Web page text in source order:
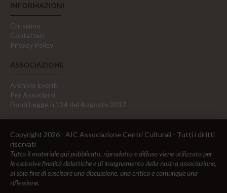
INFORMAZIONI
Chi siamo
Contattaci
Privacy Policy
ASSOCIAZIONE
Archivio Eventi
Per Associarsi
Fondi Legge n.124 del 4 agosto 2017
Copyright 2026 - AIC Associazione Centri Culturali - Tutti i diritti
riservati
Tutto il materiale qui pubblicato, riprodotto e diffuso viene utilizzato per
le esclusive finalità didattiche e di insegnamento della nostra associazione,
al solo fine di suscitare una discussione, una critica e comunque una
riflessione.